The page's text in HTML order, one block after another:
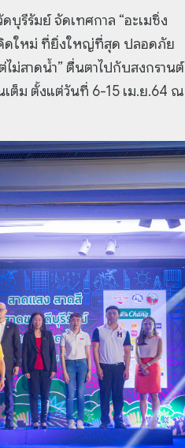
บุรีรัมย์ จัดเทศกาล “อะเมซิ่ง
คิดใหม่ ที่ยิ่งใหญ่ที่สุด ปลอดภัย
ม่สาดน้ำ” ตื่นตาไปกับสงกรานต์
ต็ม ตั้งแต่วันที่ 6-15 เม.ย.64 ณ